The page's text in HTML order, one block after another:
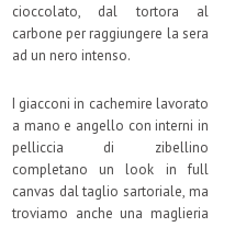
cioccolato, dal tortora al
carbone per raggiungere la sera
ad un nero intenso.
I giacconi in cachemire lavorato
a mano e angello con interni in
pelliccia di zibellino
completano un look in full
canvas dal taglio sartoriale, ma
troviamo anche una maglieria